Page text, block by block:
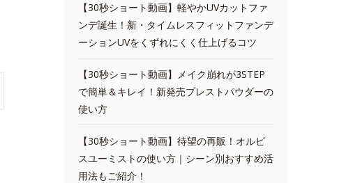
【30秒ショート動画】軽やかUVカットファ
ンデ誕生！新・タイムレスフィットファンデ
ーションUVをくずれにくく仕上げるコツ
【30秒ショート動画】メイク崩れが3STEP
で簡単＆キレイ！新発売プレストパウダーの
使い方
【30秒ショート動画】待望の再販！オルビ
スユーミストの使い方｜シーン別おすすめ活
用法もご紹介！